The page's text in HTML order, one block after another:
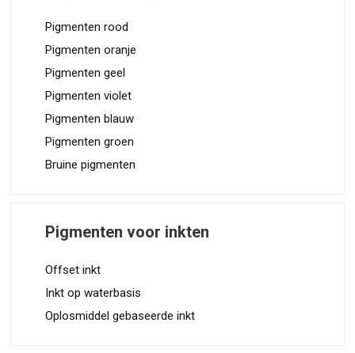
Pigmenten rood
Pigmenten oranje
Pigmenten geel
Pigmenten violet
Pigmenten blauw
Pigmenten groen
Bruine pigmenten
Pigmenten voor inkten
Offset inkt
Inkt op waterbasis
Oplosmiddel gebaseerde inkt